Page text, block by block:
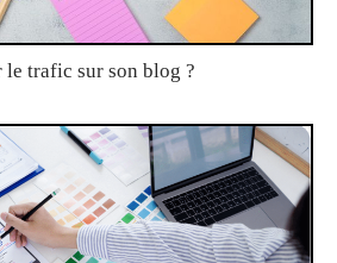
le trafic sur son blog ?